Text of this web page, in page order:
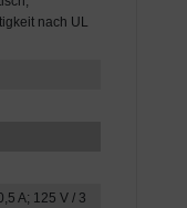
nach UL
A; 125 V / 3